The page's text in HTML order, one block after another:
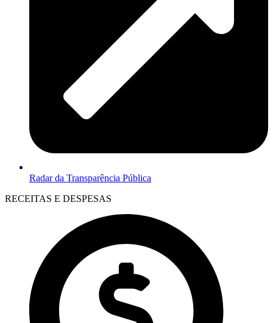
Radar da Transparência Pública
RECEITAS E DESPESAS